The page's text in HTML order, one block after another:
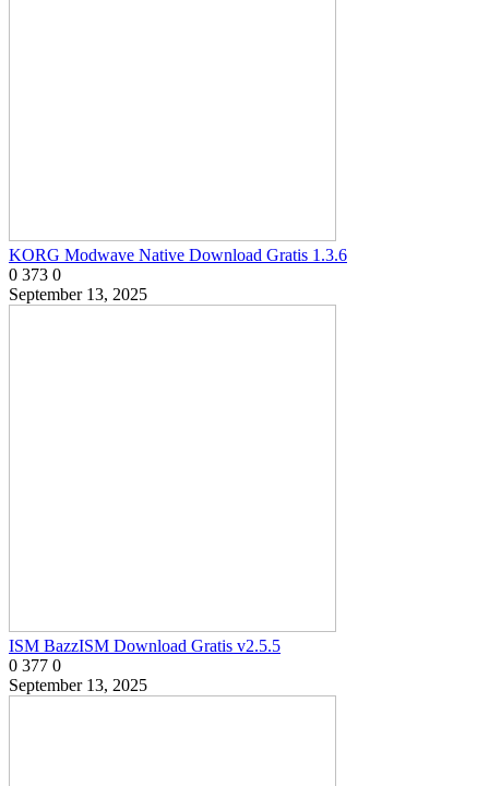
KORG Modwave Native Download Gratis 1.3.6
0 373 0
September 13, 2025
ISM BazzISM Download Gratis v2.5.5
0 377 0
September 13, 2025